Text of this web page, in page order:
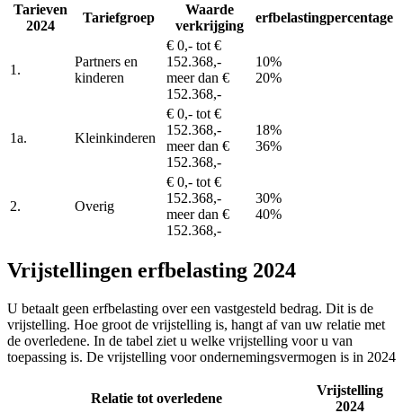
Tarieven
2024
Tariefgroep
Waarde
verkrijging
erfbelastingpercentage
1.
Partners en
kinderen
€ 0,- tot €
152.368,-
meer dan €
152.368,-
10%
20%
1a. Kleinkinderen
€ 0,- tot €
152.368,-
meer dan €
152.368,-
18%
36%
2. Overig
€ 0,- tot €
152.368,-
meer dan €
152.368,-
30%
40%
Vrijstellingen erfbelasting 2024
U betaalt geen erfbelasting over een vastgesteld bedrag. Dit is de
vrijstelling. Hoe groot de vrijstelling is, hangt af van uw relatie met
de overledene. In de tabel ziet u welke vrijstelling voor u van
toepassing is. De vrijstelling voor ondernemingsvermogen is in 2024
Relatie tot overledene
Vrijstelling
2024